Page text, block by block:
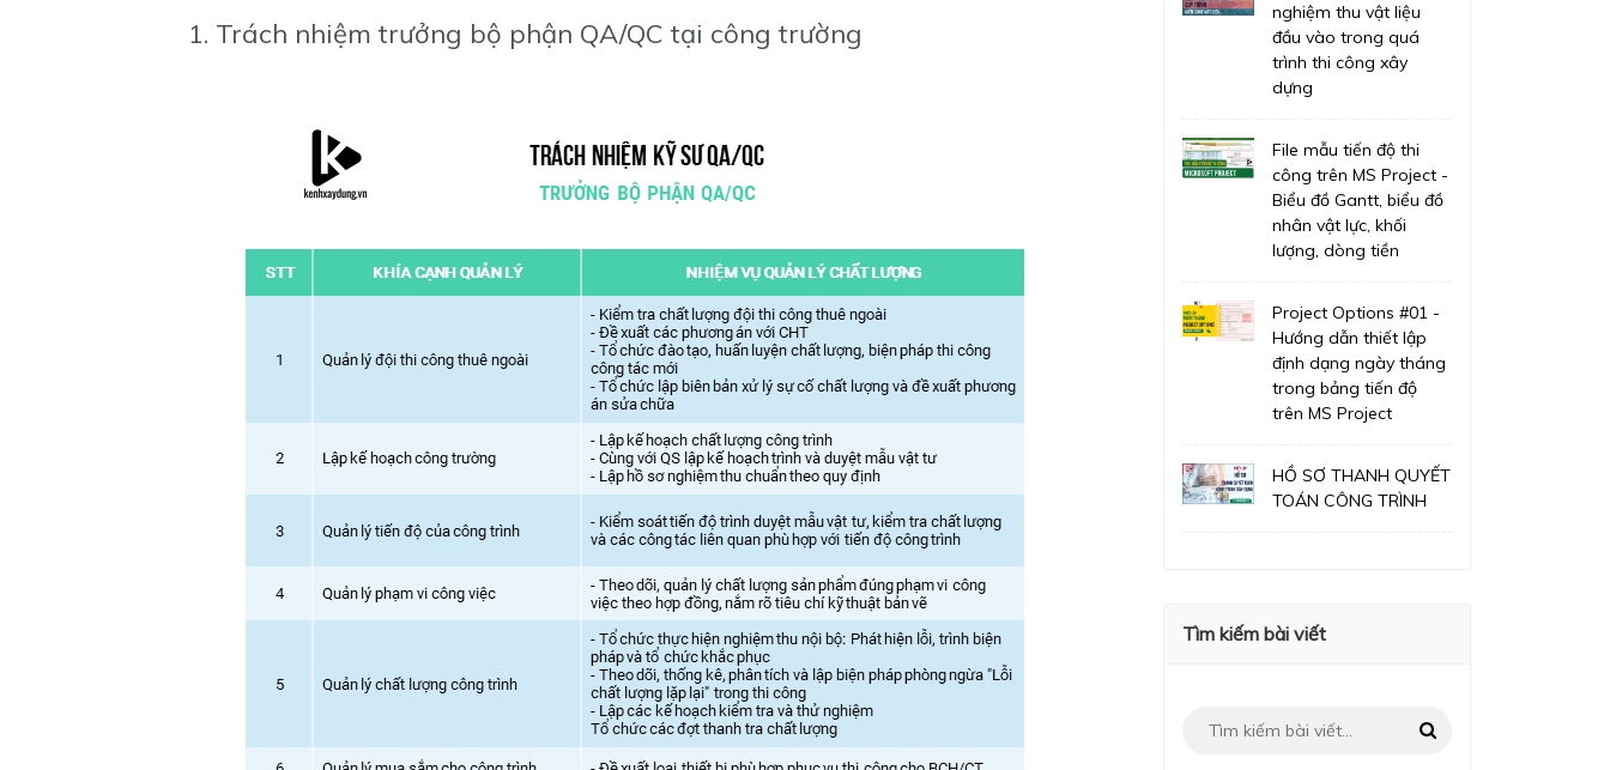
1. Trách nhiệm trưởng bộ phận QA/QC tại công trường
nghiệm thu vật liệu
đầu vào trong quá
trình thi công xây
dựng
File mẫu tiến độ thi
công trên MS Project -
Biểu đồ Gantt, biểu đồ
nhân vật lực, khối
lượng, dòng tiền
Project Options #01 -
Hướng dẫn thiết lập
định dạng ngày tháng
trong bảng tiến độ
trên MS Project
HỒ SƠ THANH QUYẾT
TOÁN CÔNG TRÌNH
Tìm kiếm bài viết